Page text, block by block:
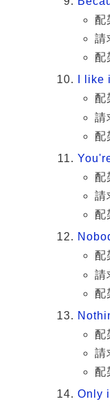
配
請
配
I
配
請
配
配
請
配
配
請
配
配
請
配
Only